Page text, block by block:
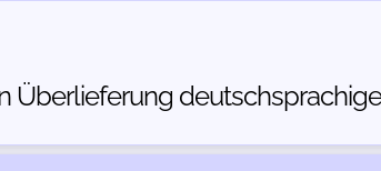
Über­lieferung